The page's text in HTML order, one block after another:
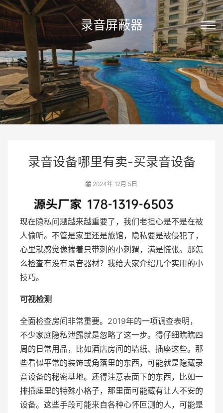
录音屏蔽器
录音设备哪里有卖-买录音设备
2024年 12月 5日
现在隐私问题越来越重要了，我们老担心是不是在被
人偷听。不管是家里还是旅馆，隐私要是被侵犯了，
心里就感觉像揣着只带刺的小刺猬，满是慌张。那怎
么检查有没有录音器材？我给大家介绍几个实用的小
技巧。
可视检测
全面检查房间非常重要。2019年的一项调查表明，
不少家庭隐私泄露就是忽略了这一步。得仔细瞧瞧四
周的日常用品，比如酒店房间的墙纸、插座这些。那
些看似平常的装饰或角落里的东西，可能就是隐藏录
音设备的秘密基地。还得注意表面下的东西，比如一
排插座里的特殊小格子，那里面可能藏有让人不安的
设备。这些手段可能来自各种心怀叵测的人，可能是